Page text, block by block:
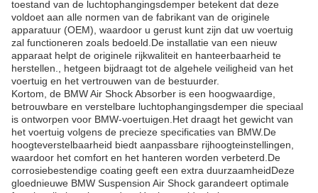
toestand van de luchtophangingsdemper betekent dat deze
voldoet aan alle normen van de fabrikant van de originele
apparatuur (OEM), waardoor u gerust kunt zijn dat uw voertuig
zal functioneren zoals bedoeld.De installatie van een nieuw
apparaat helpt de originele rijkwaliteit en hanteerbaarheid te
herstellen., hetgeen bijdraagt tot de algehele veiligheid van het
voertuig en het vertrouwen van de bestuurder.
Kortom, de BMW Air Shock Absorber is een hoogwaardige,
betrouwbare en verstelbare luchtophangingsdemper die speciaal
is ontworpen voor BMW-voertuigen.Het draagt het gewicht van
het voertuig volgens de precieze specificaties van BMW.De
hoogteverstelbaarheid biedt aanpassbare rijhoogteinstellingen,
waardoor het comfort en het hanteren worden verbeterd.De
corrosiebestendige coating geeft een extra duurzaamheidDeze
gloednieuwe BMW Suspension Air Shock garandeert optimale